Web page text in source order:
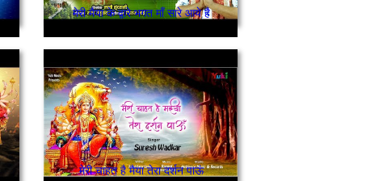
मेरी मैया के द्वारे भगत माँ सारे आये है
मेरी चाहत है मैया तेरा दर्शन पाऊं